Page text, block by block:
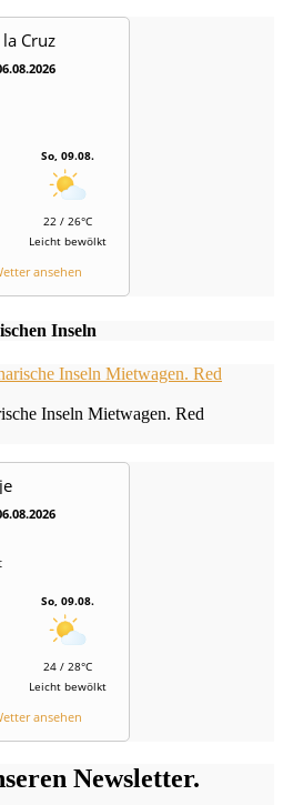
Cruz
So, 09.08.
22 / 26°C
Leicht bewölkt
ansehen
Inseln
Inseln Mietwagen. Red
So, 09.08.
24 / 28°C
Leicht bewölkt
ansehen
Newsletter.